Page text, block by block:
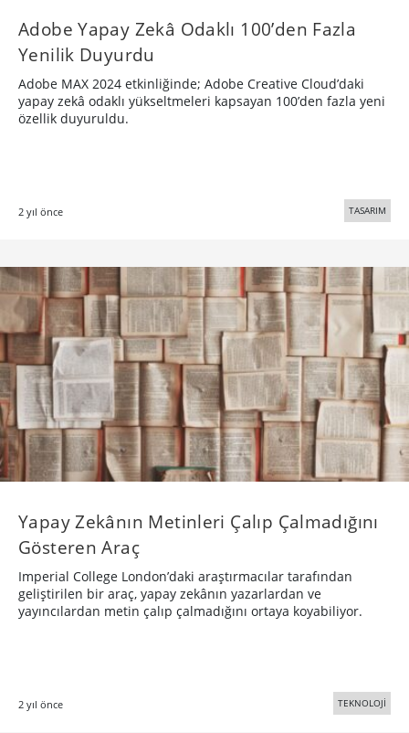
Adobe Yapay Zekâ Odaklı 100’den Fazla
Yenilik Duyurdu
Adobe MAX 2024 etkinliğinde; Adobe Creative Cloud’daki
yapay zekâ odaklı yükseltmeleri kapsayan 100’den fazla yeni
özellik duyuruldu.
2 yıl önce TASARIM
Yapay Zekânın Metinleri Çalıp Çalmadığını
Gösteren Araç
Imperial College London’daki araştırmacılar tarafından
geliştirilen bir araç, yapay zekânın yazarlardan ve
yayıncılardan metin çalıp çalmadığını ortaya koyabiliyor.
2 yıl önce TEKNOLOJİ